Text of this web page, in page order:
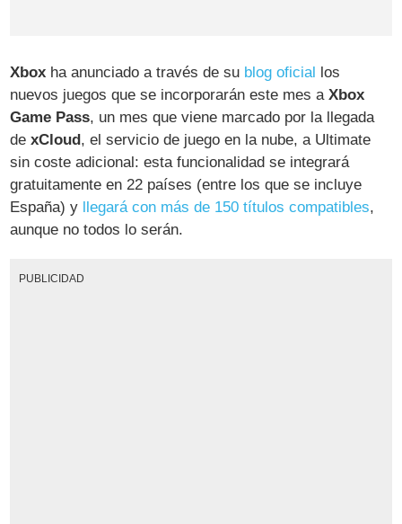
Xbox ha anunciado a través de su blog oficial los
nuevos juegos que se incorporarán este mes aXbox
Game Pass, un mes que viene marcado por la llegada
dexCloud, el servicio de juego en la nube, a Ultimate
sin coste adicional: esta funcionalidad se integrará
gratuitamente en 22 países (entre los que se incluye
España) y llegará con más de 150 títulos compatibles,
aunque no todos lo serán.
PUBLICIDAD